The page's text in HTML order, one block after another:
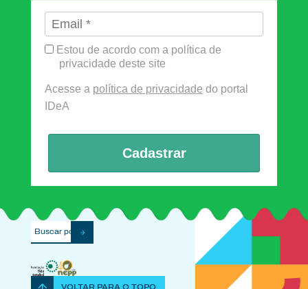
Estou de acordo com a política de
privacidade deste site
Acesse a política de privacidade do portal
IDeA
Cadastrar
VOLTAR PARA O TOPO